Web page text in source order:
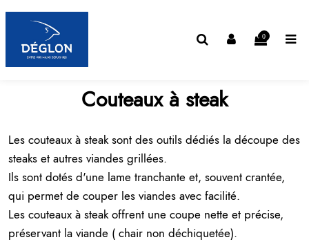
0
Couteaux à steak
Les couteaux à steak sont des outils dédiés la découpe des
steaks et autres viandes grillées.
Ils sont dotés d'une lame tranchante et, souvent crantée,
qui permet de couper les viandes avec facilité.
Les couteaux à steak offrent une coupe nette et précise,
préservant la viande ( chair non déchiquetée).